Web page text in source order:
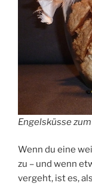
Engelsküsse
Wenn du eine
zu – und wenn
vergeht, ist es,